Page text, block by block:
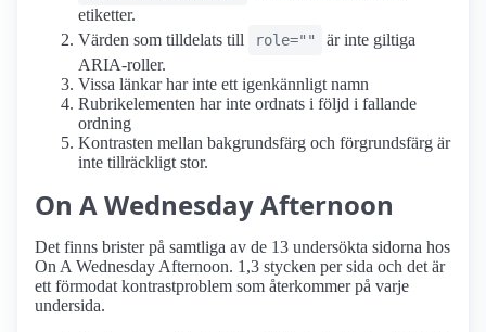
etiketter.
Värden som tilldelats till
role=""
är inte giltiga
ARIA-roller.
Vissa länkar har inte ett igenkännligt namn
Rubrikelementen har inte ordnats i följd i fallande
ordning
Kontrasten mellan bakgrundsfärg och förgrundsfärg är
inte tillräckligt stor.
On A Wednesday Afternoon
Det finns brister på samtliga av de 13 undersökta sidorna hos
On A Wednesday Afternoon. 1,3 stycken per sida och det är
ett förmodat kontrastproblem som återkommer på varje
undersida.